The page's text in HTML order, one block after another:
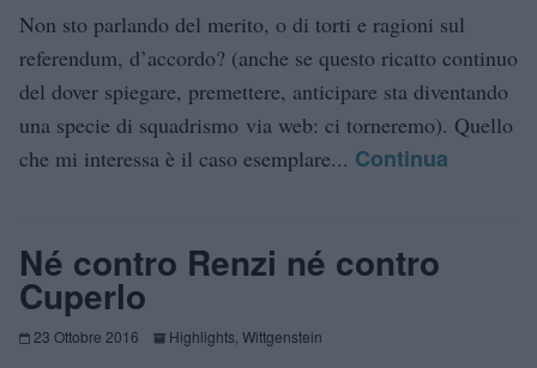
Non sto parlando del merito, o di torti e ragioni sul
referendum, d’accordo? (anche se questo ricatto continuo
del dover spiegare, premettere, anticipare sta diventando
una specie di squadrismo via web: ci torneremo). Quello
che mi interessa è il caso esemplare... Continua
Né contro Renzi né contro
Cuperlo
23 Ottobre 2016 Highlights Wittgenstein